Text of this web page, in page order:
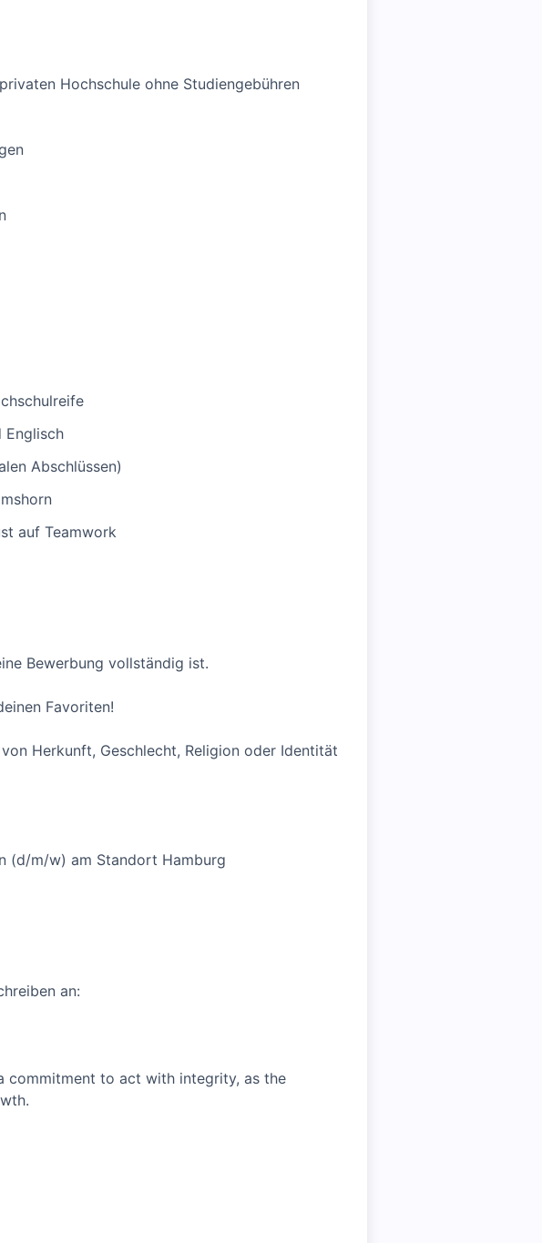
Hochschule ohne Studiengebühren
Englisch
Abschlüssen)
auf Teamwork
Bewerbung vollständig ist.
Favoriten!
Herkunft, Geschlecht, Religion oder Identität
(d/m/w) am Standort Hamburg
an:
commitment to act with integrity, as the